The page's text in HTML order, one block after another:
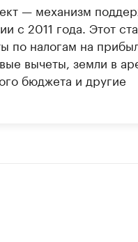
— механизм
с 2011 года. Этот
по налогам на
вычеты, земли в
бюджета и другие